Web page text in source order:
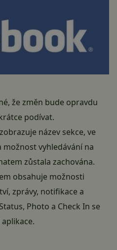
že změn bude opravdu
podívat.
název sekce, ve
možnost vyhledávání na
zůstala zachována.
obsahuje možnosti
zprávy, notifikace a
Photo a Check In se